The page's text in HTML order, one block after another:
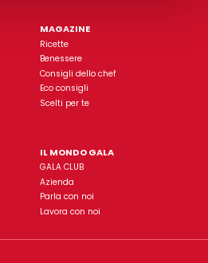
NOSTRA NEWSLETTER
MAGAZINE
Ricette
Benessere